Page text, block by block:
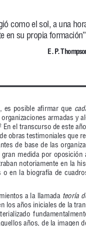
es po si ble afir mar que ca
ga ni za cio nes ar ma das y al
En el trans cur so de es te
obras tes ti mo nia les que re
tes de ba se de las or ga ni za
gran me di da por opo si ción
ban no to ria men te en la his
o en la bio gra fía de cua
tos a la lla ma da teo ría
los años ini cia les de la
li za do fun da men tal men
llos años, de la ima gen
co mo el sol, a una ho
en su pro pia for ma
E. P. Thomp